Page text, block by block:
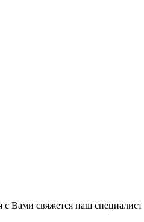
Вами свяжется наш специалист